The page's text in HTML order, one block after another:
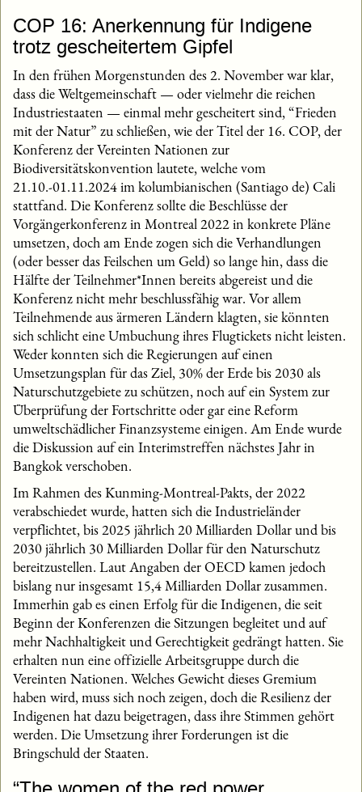
COP 16: Anerkennung für Indigene
trotz gescheitertem Gipfel
In den frühen Morgenstunden des 2. November war klar,
dass die Weltgemeinschaft — oder vielmehr die reichen
Industriestaaten — einmal mehr gescheitert sind, “Frieden
mit der Natur” zu schließen, wie der Titel der 16. COP, der
Konferenz der Vereinten Nationen zur
Biodiversitätskonvention lautete, welche vom
21.10.-01.11.2024 im kolumbianischen (Santiago de) Cali
stattfand. Die Konferenz sollte die Beschlüsse der
Vorgängerkonferenz in Montreal 2022 in konkrete Pläne
umsetzen, doch am Ende zogen sich die Verhandlungen
(oder besser das Feilschen um Geld) so lange hin, dass die
Hälfte der Teilnehmer*Innen bereits abgereist und die
Konferenz nicht mehr beschlussfähig war. Vor allem
Teilnehmende aus ärmeren Ländern klagten, sie könnten
sich schlicht eine Umbuchung ihres Flugtickets nicht leisten.
Weder konnten sich die Regierungen auf einen
Umsetzungsplan für das Ziel, 30% der Erde bis 2030 als
Naturschutzgebiete zu schützen, noch auf ein System zur
Überprüfung der Fortschritte oder gar eine Reform
umweltschädlicher Finanzsysteme einigen. Am Ende wurde
die Diskussion auf ein Interimstreffen nächstes Jahr in
Bangkok verschoben.
Im Rahmen des Kunming-Montreal-Pakts, der 2022
verabschiedet wurde, hatten sich die Industrieländer
verpflichtet, bis 2025 jährlich 20 Milliarden Dollar und bis
2030 jährlich 30 Milliarden Dollar für den Naturschutz
bereitzustellen. Laut Angaben der OECD kamen jedoch
bislang nur insgesamt 15,4 Milliarden Dollar zusammen.
Immerhin gab es einen Erfolg für die Indigenen, die seit
Beginn der Konferenzen die Sitzungen begleitet und auf
mehr Nachhaltigkeit und Gerechtigkeit gedrängt hatten. Sie
erhalten nun eine offizielle Arbeitsgruppe durch die
Vereinten Nationen. Welches Gewicht dieses Gremium
haben wird, muss sich noch zeigen, doch die Resilienz der
Indigenen hat dazu beigetragen, dass ihre Stimmen gehört
werden. Die Umsetzung ihrer Forderungen ist die
Bringschuld der Staaten.